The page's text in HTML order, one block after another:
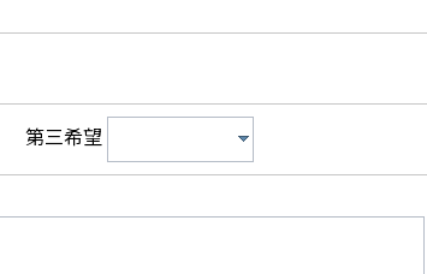
第三希望